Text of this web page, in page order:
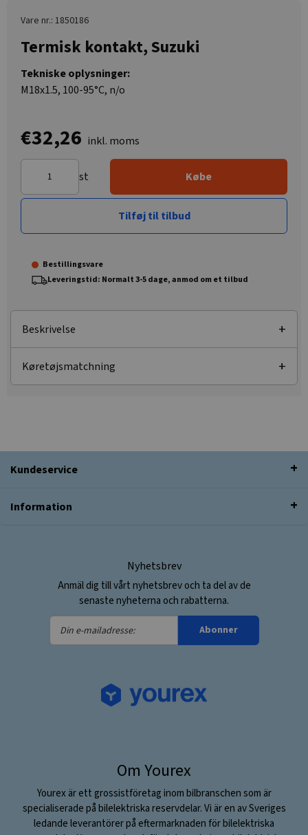
Vare nr.: 1850186
Termisk kontakt, Suzuki
Tekniske oplysninger:
M18x1.5, 100-95°C, n/o
€32,26 inkl. moms
st Købe
Tilføj til tilbud
Bestillingsvare
Leveringstid: Normalt 3-5 dage, anmod om et tilbud
Beskrivelse
Køretøjsmatchning
Kundeservice
Information
Nyhetsbrev
Anmäl dig till vårt nyhetsbrev och ta del av de
senaste nyheterna och rabatterna.
Din
e-
Abonner
Om Yourex
Yourex är ett grossistföretag inom bilbranschen som är
specialiserade på bilelektriska reservdelar. Vi är en av Sveriges
ledande leverantörer på eftermarknaden för bilelektriska